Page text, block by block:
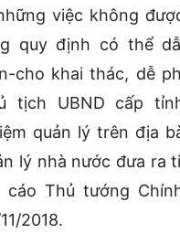
việc không
quy định có thể
cho khai thác, dễ
tịch UBND cấp
quản lý trên địa
lý nhà nước đưa ra
cáo Thủ tướng
2018.